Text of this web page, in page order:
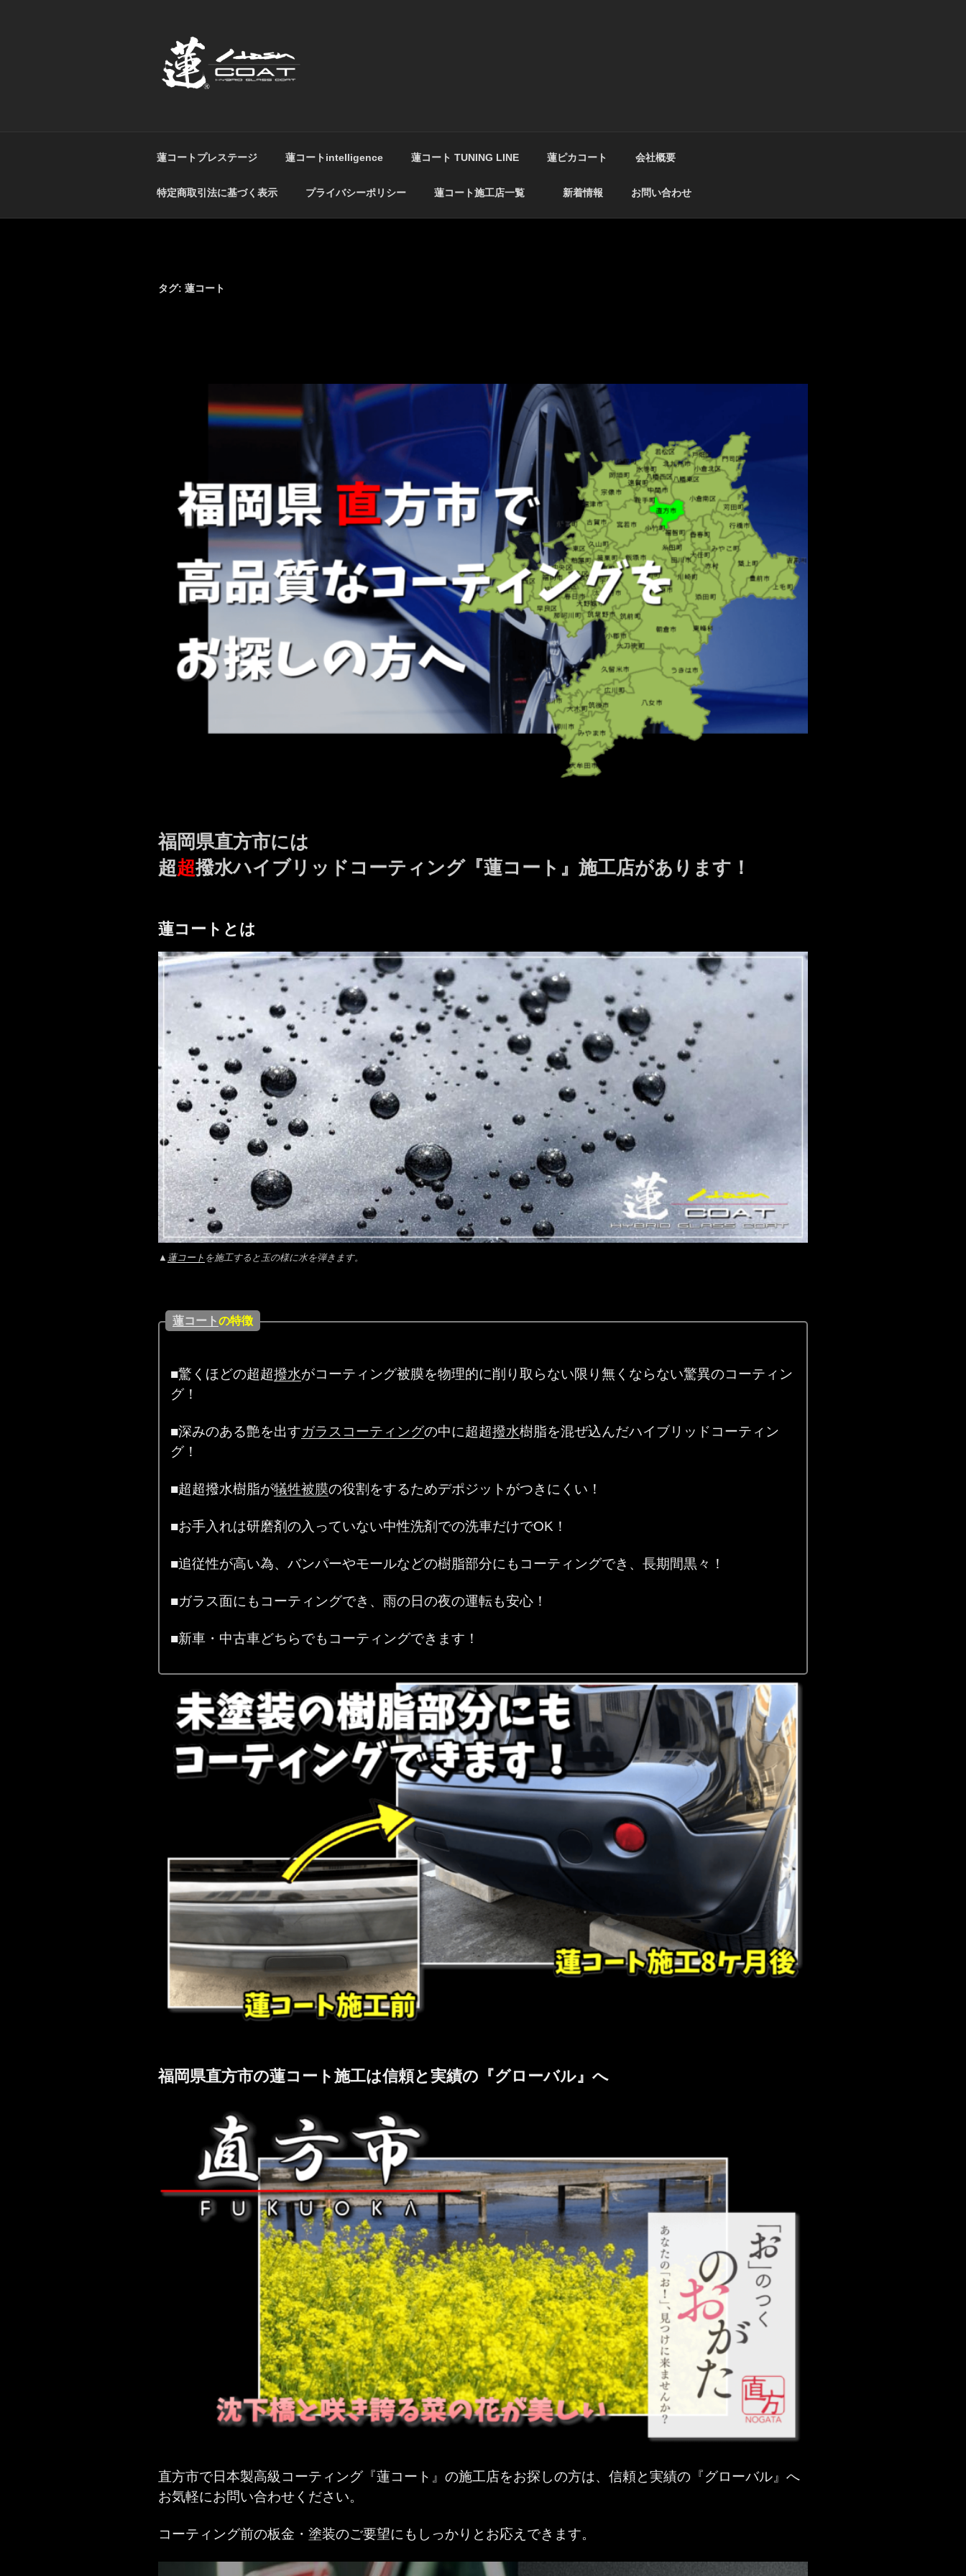
蓮コートプレステージ 蓮コートintelligence 蓮コート TUNING LINE 蓮ピカコート 会社概要
特定商取引法に基づく表示 プライバシーポリシー 蓮コート施工店一覧 新着情報 お問い合わせ
タグ: 蓮コート
福岡県直方市には
超超撥水ハイブリッドコーティング『蓮コート』施工店があります！
蓮コートとは
▲ 蓮コート を施工すると玉の様に水を弾きます。
蓮コートの特徴
■驚くほどの超超撥水がコーティング被膜を物理的に削り取らない限り無くならない驚異のコーティン
グ！
■深みのある艶を出すガラスコーティングの中に超超撥水樹脂を混ぜ込んだハイブリッドコーティン
グ！
■超超撥水樹脂が犠牲被膜の役割をするためデポジットがつきにくい！
■お手入れは研磨剤の入っていない中性洗剤での洗車だけでOK！
■追従性が高い為、バンパーやモールなどの樹脂部分にもコーティングでき、長期間黒々！
■ガラス面にもコーティングでき、雨の日の夜の運転も安心！
■新車・中古車どちらでもコーティングできます！
福岡県直方市の蓮コート施工は信頼と実績の『グローバル』へ
直方市で日本製高級コーティング『蓮コート』の施工店をお探しの方は、信頼と実績の『グローバル』へ
お気軽にお問い合わせください。
コーティング前の板金・塗装のご要望にもしっかりとお応えできます。